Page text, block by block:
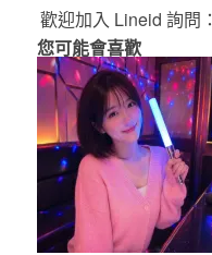
歡迎加入 Lineid 詢問：
您可能會喜歡